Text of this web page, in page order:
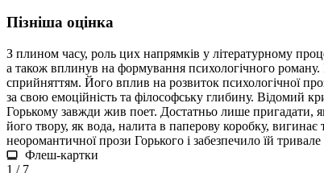
Пізніша оцінка
З плином часу, роль цих напрямків у літературному
а також вплинув на формування психологічного
сприйняттям. Його вплив на розвиток психологічної
за свою емоційність та філософську глибину. Відомий
Горькому завжди жив поет. Достатньо лише пригадати,
його твору, як вода, налита в паперову коробку, вигинає
неоромантичної прози Горького і забезпечило їй тривале
Флеш-картки
1 / 7